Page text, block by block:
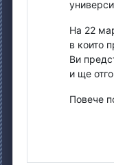
На 22
в които
Ви
и ще
Повече